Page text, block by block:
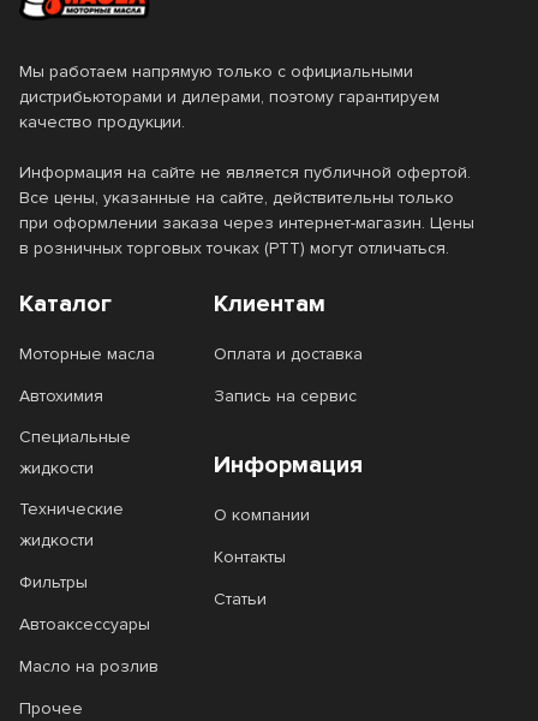
Мы работаем напрямую только с официальными
дистрибьюторами и дилерами, поэтому гарантируем
качество продукции.
Информация на сайте не является публичной офертой.
Все цены, указанные на сайте, действительны только
при оформлении заказа через интернет-магазин. Цены
в розничных торговых точках (РТТ) могут отличаться.
Каталог
Моторные масла
Автохимия
Специальные
жидкости
Технические
жидкости
Фильтры
Автоаксессуары
Масло на розлив
Прочее
Клиентам
Оплата и доставка
Запись на сервис
Информация
О компании
Контакты
Статьи